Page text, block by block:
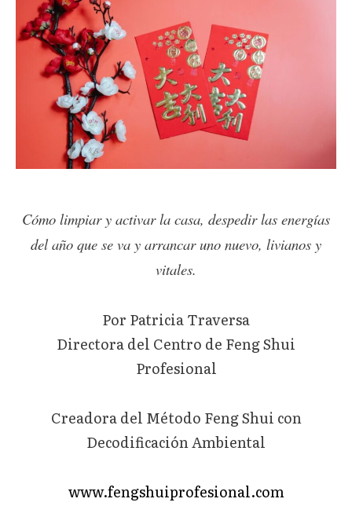
Cómo limpiar y activar la casa, despedir las energías
del año que se va y arrancar uno nuevo, livianos y
vitales.
Por Patricia Traversa
Directora del Centro de Feng Shui
Profesional
Creadora del Método Feng Shui con
Decodificación Ambiental
www.fengshuiprofesional.com